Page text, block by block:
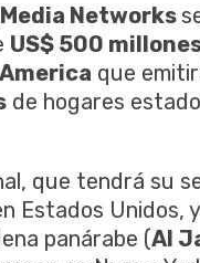
Networks
US$ 500
que
de hogares
que tendrá su
Estados Unidos,
panárabe (Al